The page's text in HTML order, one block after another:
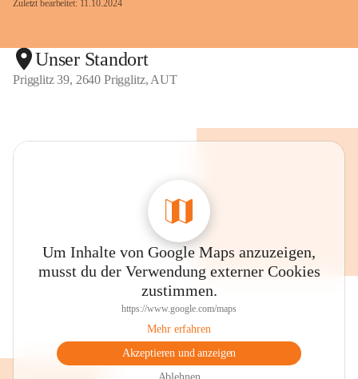
Zuletzt bearbeitet: 11.10.2024
Unser Standort
Prigglitz 39, 2640 Prigglitz, AUT
Um Inhalte von Google Maps anzuzeigen,
musst du der Verwendung externer Cookies
zustimmen.
https://www.google.com/maps
Mehr erfahren
Akzeptieren und anzeigen